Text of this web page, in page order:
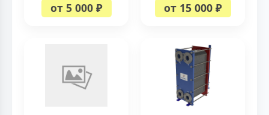
от 5 000 ₽ от 15 000 ₽